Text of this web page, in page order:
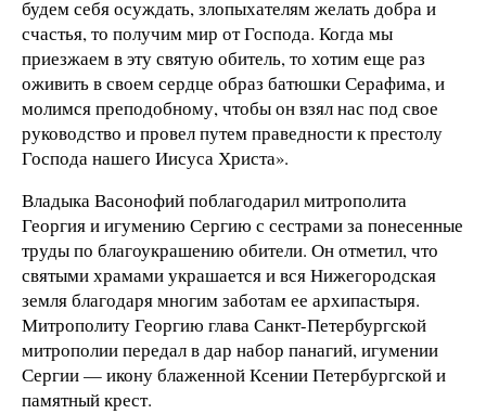
будем себя осуждать, злопыхателям желать добра и
счастья, то получим мир от Господа. Когда мы
приезжаем в эту святую обитель, то хотим еще раз
оживить в своем сердце образ батюшки Серафима, и
молимся преподобному, чтобы он взял нас под свое
руководство и провел путем праведности к престолу
Господа нашего Иисуса Христа».
Владыка Васонофий поблагодарил митрополита
Георгия и игумению Сергию с сестрами за понесенные
труды по благоукрашению обители. Он отметил, что
святыми храмами украшается и вся Нижегородская
земля благодаря многим заботам ее архипастыря.
Митрополиту Георгию глава Санкт-Петербургской
митрополии передал в дар набор панагий, игумении
Сергии — икону блаженной Ксении Петербургской и
памятный крест.